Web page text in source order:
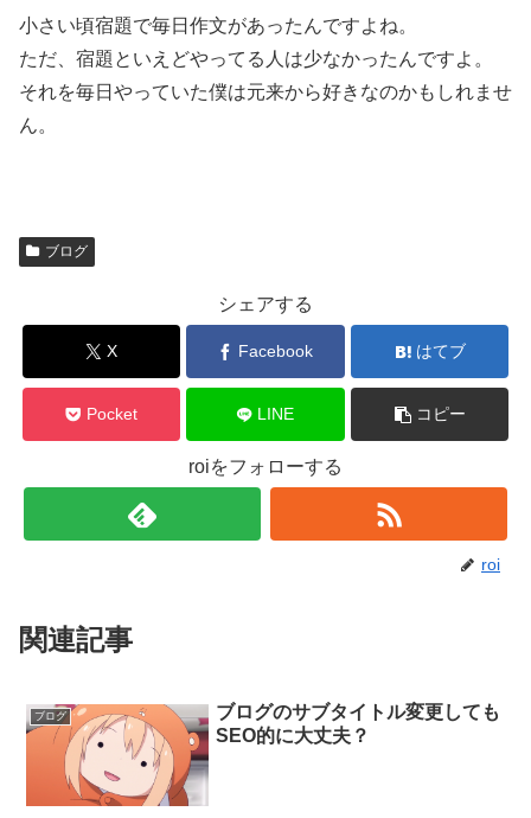
小さい頃宿題で毎日作文があったんですよね。
ただ、宿題といえどやってる人は少なかったんですよ。
それを毎日やっていた僕は元来から好きなのかもしれませ
ん。
ブログ
シェアする
X Facebook はてブ
Pocket LINE コピー
roiをフォローする
roi
関連記事
ブログ
ブログのサブタイトル変更しても
SEO的に大丈夫？